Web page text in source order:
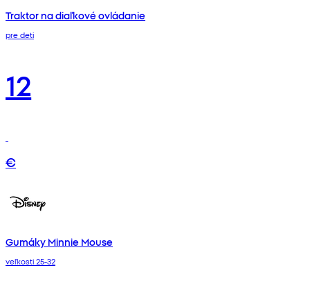
Traktor na diaľkové ovládanie
pre deti
12
€
Gumáky Minnie Mouse
veľkosti 25-32